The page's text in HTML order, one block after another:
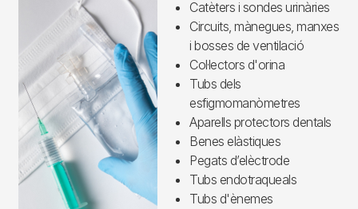
Catèters i sondes urinàries
Circuits, mànegues, manxes
i bosses de ventilació
Col·lectors d'orina
Tubs dels
esfigmomanòmetres
Aparells protectors dentals
Benes elàstiques
Pegats d’elèctrode
Tubs endotraqueals
Tubs d'ènemes